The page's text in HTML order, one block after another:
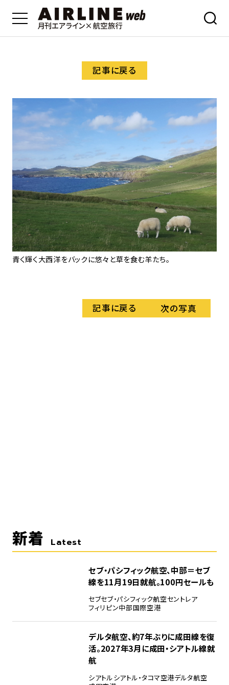
記事に戻る
青く輝く大西洋をバックに悠々と草を食む羊たち。
記事に戻る 次の写真
新着 Latest
セブ・パシフィック航空、中部＝セブ
線を11月19日就航。100円セールも
セブセブ・パシフィック航空セントレア
フィリピン中部国際空港
デルタ航空、約7年ぶりに成田線を復
活。2027年3月に成田・シアトル線就
航
シアトルシアトル・タコマ空港デルタ航空